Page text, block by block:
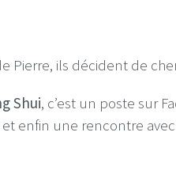
Pierre, ils décident de
Shui, c’est un poste sur
enfin une rencontre avec